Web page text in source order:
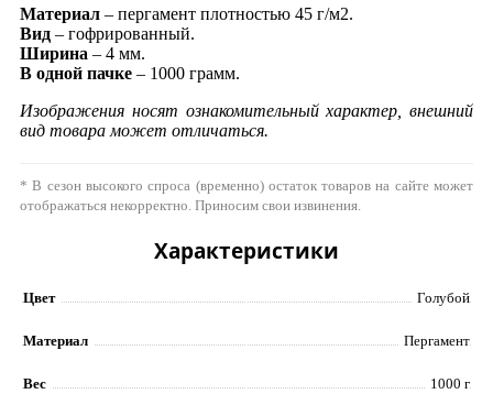
Материал – пергамент плотностью 45 г/м2.
Вид – гофрированный.
Ширина – 4 мм.
В одной пачке – 1000 грамм.
Изображения носят ознакомительный характер, внешний
вид товара может отличаться.
* В сезон высокого спроса (временно) остаток товаров на сайте может
отображаться некорректно. Приносим свои извинения.
Характеристики
Цвет Голубой
Материал Пергамент
Вес 1000 г